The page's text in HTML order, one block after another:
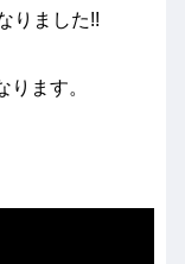
りました!!
ます。